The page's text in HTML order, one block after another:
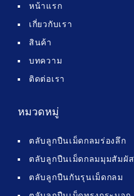
หน้าแรก
เกี่ยวกับเรา
สินค้า
บทความ
ติดต่อเรา
หมวดหมู่
ตลับลูกปืนเม็ดกลมร่องลึก
ตลับลูกปืนเม็ดกลมมุมสัมผัส
ตลับลูกปืนกันรุนเม็ดกลม